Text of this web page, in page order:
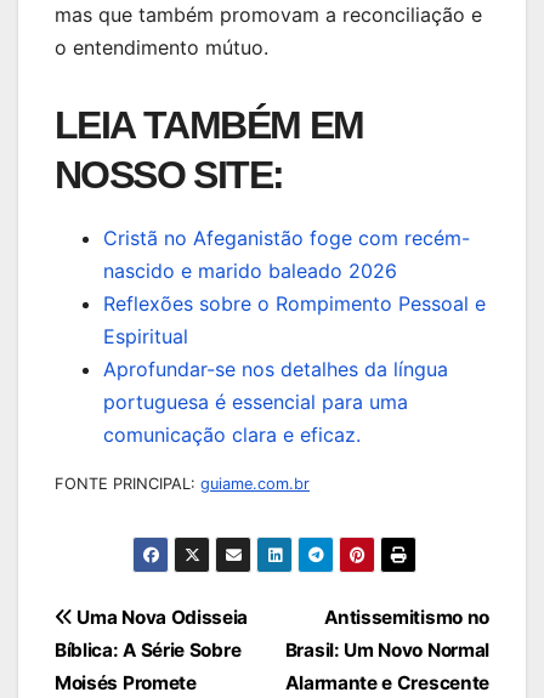
mas que também promovam a reconciliação e
o entendimento mútuo.
LEIA TAMBÉM EM
NOSSO SITE:
Cristã no Afeganistão foge com recém-
nascido e marido baleado 2026
Reflexões sobre o Rompimento Pessoal e
Espiritual
Aprofundar-se nos detalhes da língua
portuguesa é essencial para uma
comunicação clara e eficaz.
FONTE PRINCIPAL: guiame.com.br
Navegação
de
Antissemitismo no
Brasil: Um Novo Normal
Alarmante e Crescente
Uma Nova Odisseia
Bíblica: A Série Sobre
Moisés Promete